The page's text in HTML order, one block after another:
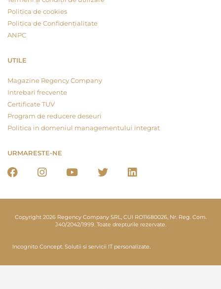
Politica de cookies
Politica de Confidențialitate
ANPC
UTILE
Magazine Regency Company
Intrebari frecvente
Certificate TUV
Program de reducere deseuri
Politica in domeniul managementului integrat
URMARESTE-NE
Copyright 2026 Regency Company SRL, CUI RO11680026, Nr. Reg. Com.
J40/2042/1999. Toate drepturile rezervate.
Incognito Concept. Solutii si servicii IT personalizate.